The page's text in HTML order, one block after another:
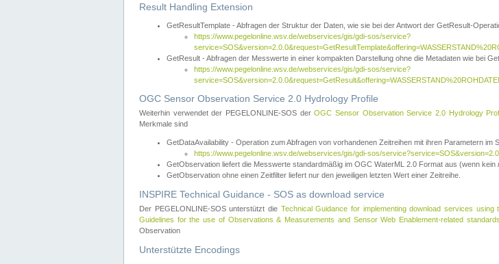
Result Handling Extension
GetResultTemplate - Abfragen der Struktur der Daten, wie sie bei der Antwort der GetResult-
https://www.pegelonline.wsv.de/webservices/gis/gdi-sos/service?
GetResult - Abfragen der Messwerte in einer kompakten Darstellung ohne die Metadaten wie bei
https://www.pegelonline.wsv.de/webservices/gis/gdi-sos/service?
OGC Sensor Observation Service 2.0 Hydrology Profile
Weiterhin verwendet der PEGELONLINE-SOS derOGC Sensor Observation Service 2.0 Hydrology
Merkmale sind
GetDataAvailability - Operation zum Abfragen von vorhandenen Zeitreihen mit ihren Parametern im
https://www.pegelonline.wsv.de/webservices/gis/gdi-sos/
GetObservation liefert die Messwerte standardmäßig im OGC WaterML 2.0 Format aus (wenn kein
GetObservation ohne einen Zeitfilter liefert nur den jeweiligen letzten Wert einer Zeitreihe.
INSPIRE Technical Guidance - SOS as download service
Der PEGELONLINE-SOS unterstützt die Technical Guidance for implementing download services
Guidelines for the use of Observations & Measurements and Sensor Web Enablement-related
Observation
Unterstützte Encodings